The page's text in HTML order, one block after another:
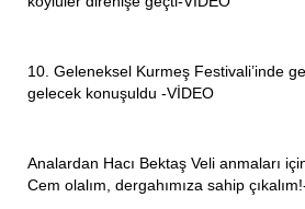
10. Geleneksel Kurmeş Festivali’inde
gelecek konuşuldu -VİDEO
Analardan Hacı Bektaş Veli anmaları
Cem olalım, dergahımıza sahip